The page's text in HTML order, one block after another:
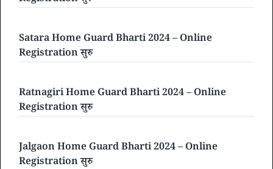
Satara Home Guard Bharti 2024 – Online
Registration सुरु
Ratnagiri Home Guard Bharti 2024 – Online
Registration सुरु
Jalgaon Home Guard Bharti 2024 – Online
Registration सुरु